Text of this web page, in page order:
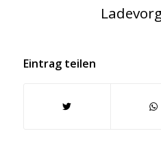
Eintrag teilen